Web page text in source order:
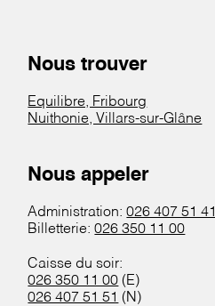
Nous trouver
Equilibre, Fribourg
Nuithonie, Villars-sur-Glâne
Nous appeler
Administration:026 407 51 41
Billetterie:026 350 11 00
Caisse du soir:
026 350 11 00 (E)
026 407 51 51 (N)